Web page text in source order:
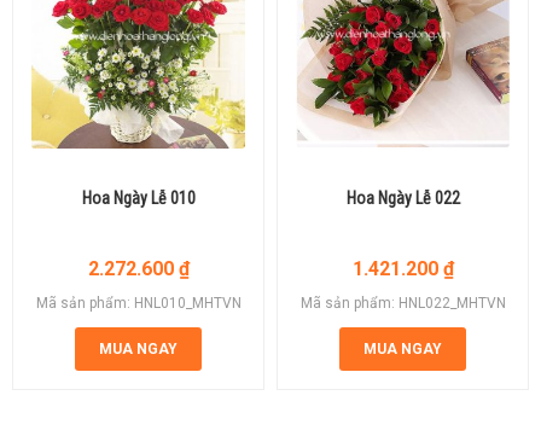
Hoa Ngày Lễ 010
2.272.600 ₫
Mã sản phẩm: HNL010_MHTVN
MUA NGAY
Hoa Ngày Lễ 022
1.421.200 ₫
Mã sản phẩm: HNL022_MHTVN
MUA NGAY